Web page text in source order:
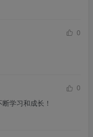
0
0
学习和成长！